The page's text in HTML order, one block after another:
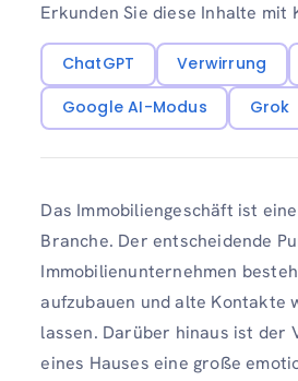
Erkunden Sie diese Inhalte mit
ChatGPT Verwirrung
Google AI-Modus
Grok
Das Immobiliengeschäft ist
Branche. Der entscheidende
Immobilienunternehmen
aufzubauen und alte Kontakte
lassen. Darüber hinaus ist der
eines Hauses eine große